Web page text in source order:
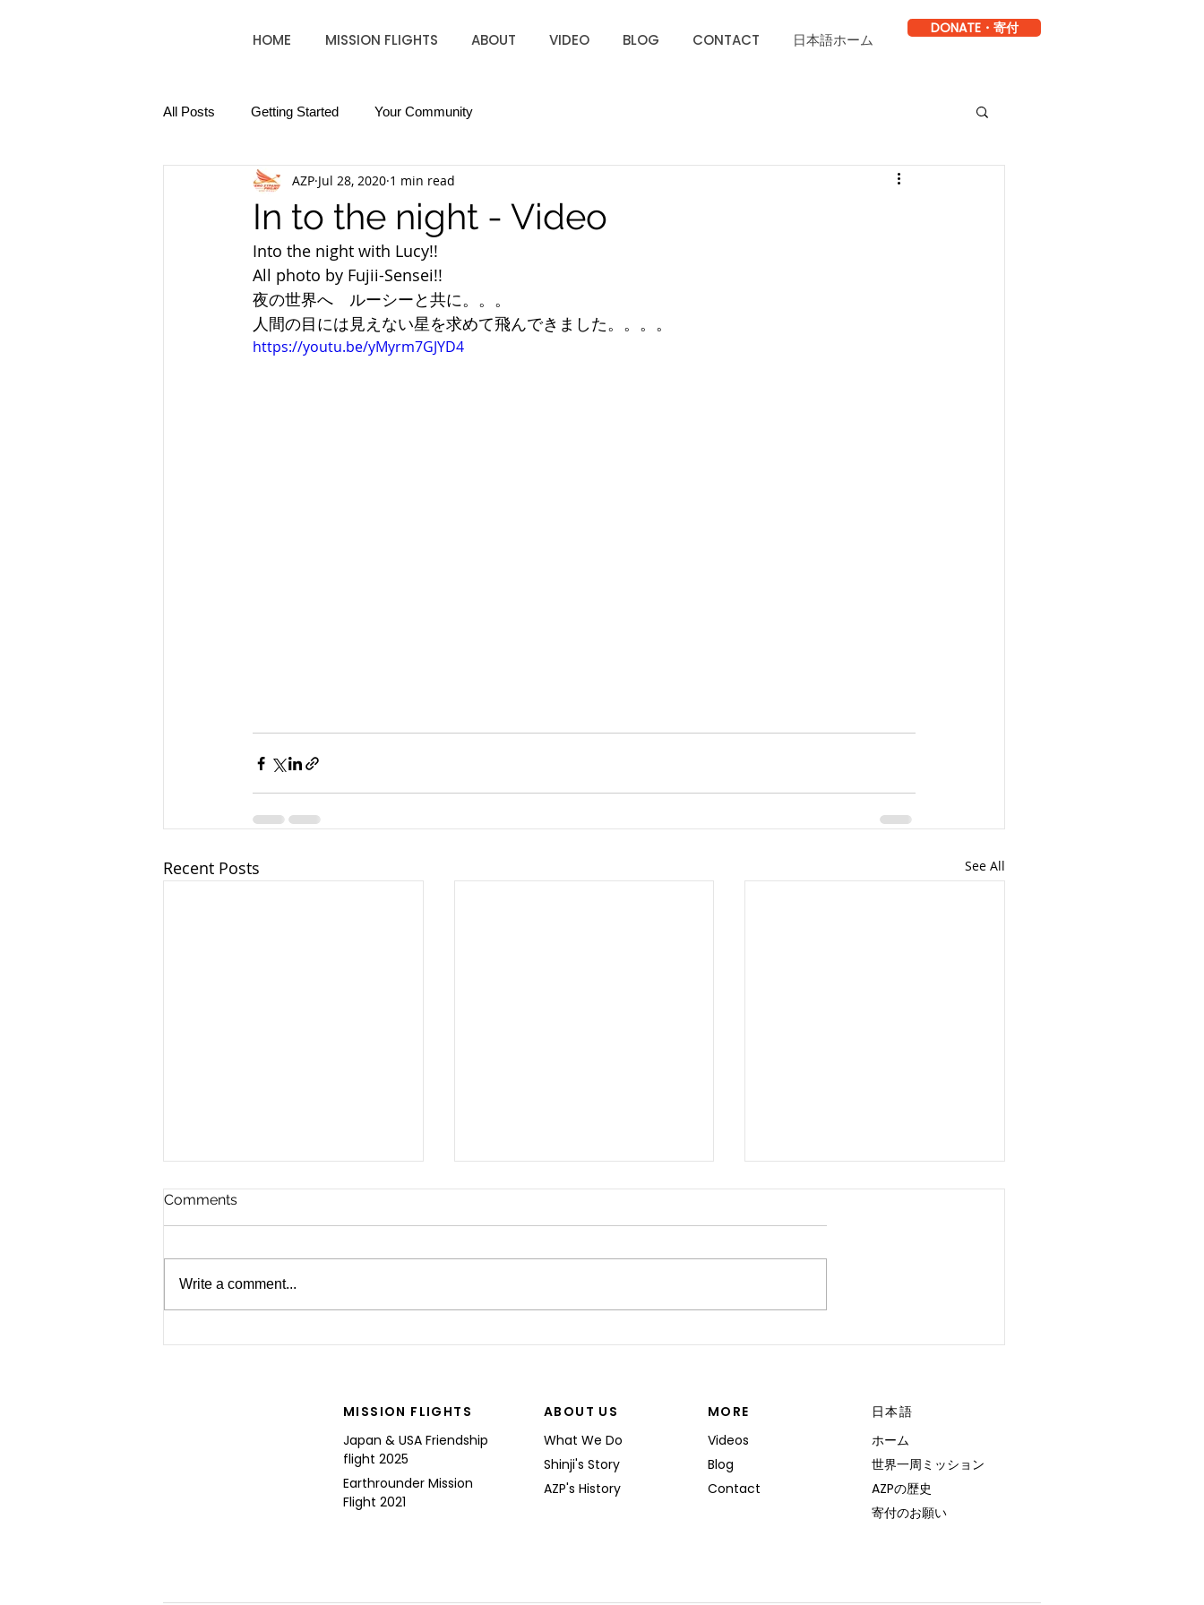
HOME MISSION FLIGHTS ABOUT VIDEO BLOG CONTACT 日本語ホーム
DONATE・寄付
All Posts Getting Started Your Community
In to the night - Video
AZP Jul 28, 2020 1 min read
Into the night with Lucy!!
All photo by Fujii-Sensei!!
夜の世界へ　ルーシーと共に。。。
人間の目には見えない星を求めて飛んできました。。。。
https://youtu.be/yMyrm7GJYD4
Recent Posts See All
Comments
Write a comment...
MISSION FLIGHTS
Japan & USA Friendship
flight 2025
Earthrounder Mission
Flight 2021
ABOUT US
What We Do
Shinji's Story
AZP's History
MORE
Videos
Blog
Contact
日本語
ホーム
世界一周ミッション
AZPの歴史
寄付のお願い